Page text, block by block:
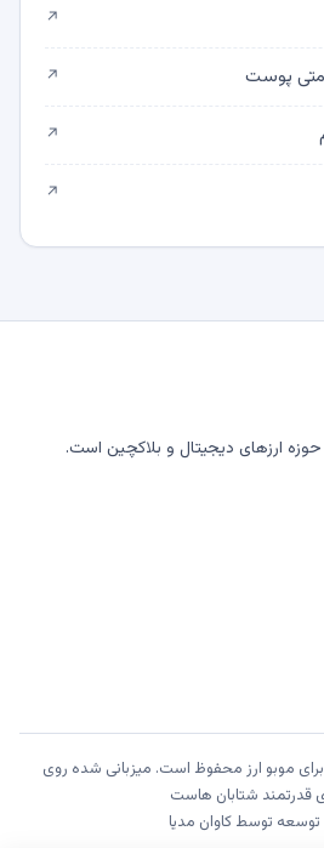
↗
پوست ↗
↗
↗
ارزهای دیجیتال و بلاکچین است.
حقوق برای موبو ارز محفوظ است. میزبانی شده روی
قدرتمند شتابان هاست
توسعه توسطکاوان مدیا